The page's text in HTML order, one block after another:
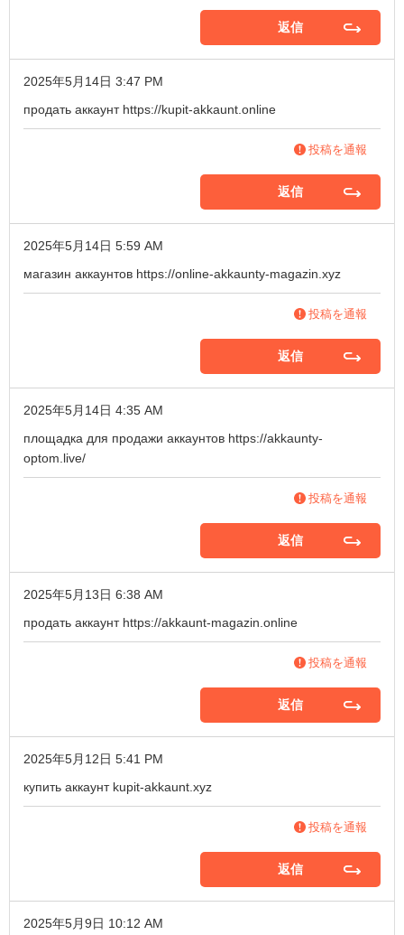
返信
2025年5月14日 3:47 PM
продать аккаунт https://kupit-akkaunt.online
投稿を通報
返信
2025年5月14日 5:59 AM
магазин аккаунтов https://online-akkaunty-magazin.xyz
投稿を通報
返信
2025年5月14日 4:35 AM
площадка для продажи аккаунтов https://akkaunty-
optom.live/
投稿を通報
返信
2025年5月13日 6:38 AM
продать аккаунт https://akkaunt-magazin.online
投稿を通報
返信
2025年5月12日 5:41 PM
купить аккаунт kupit-akkaunt.xyz
投稿を通報
返信
2025年5月9日 10:12 AM